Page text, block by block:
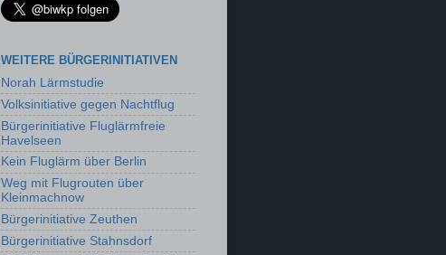
WEITERE BÜRGERINITIATIVEN
Norah Lärmstudie
Volksinitiative gegen Nachtflug
Bürgerinitiative Fluglärmfreie
Havelseen
Kein Fluglärm über Berlin
Weg mit Flugrouten über
Kleinmachnow
Bürgerinitiative Zeuthen
Bürgerinitiative Stahnsdorf